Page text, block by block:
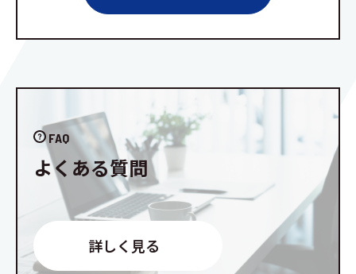
FAQ
よくある質問
詳しく見る